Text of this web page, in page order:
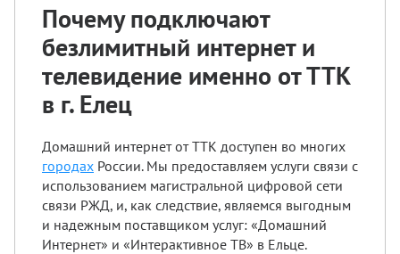
Почему подключают
безлимитный интернет и
телевидение именно от ТТК
в г. Елец
Домашний интернет от ТТК доступен во многих
городах России. Мы предоставляем услуги связи с
использованием магистральной цифровой сети
связи РЖД, и, как следствие, являемся выгодным
и надежным поставщиком услуг: «Домашний
Интернет» и «Интерактивное ТВ» в Ельце.